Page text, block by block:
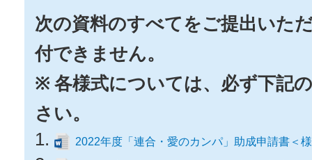
次の資料のすべてをご提出いた
付できません。
※ 各様式については、必ず下記
さい。
2022年度「連合・愛のカンパ」助成申請書＜